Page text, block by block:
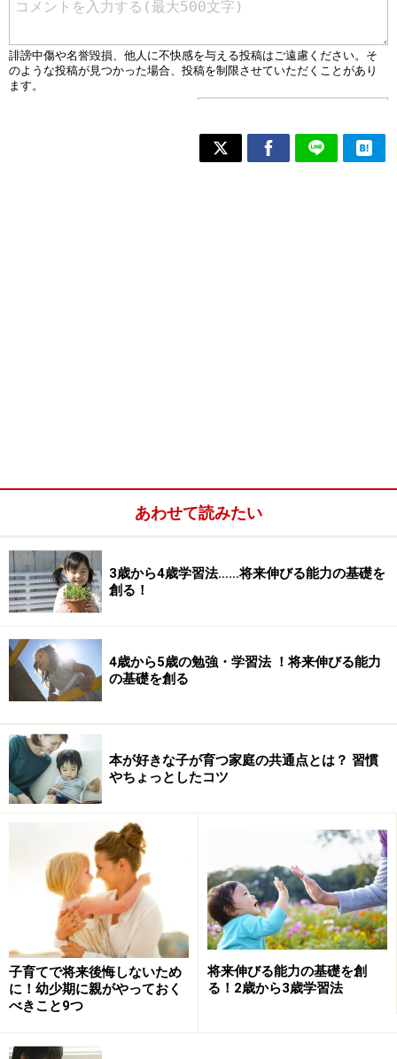
あわせて読みたい
3歳から4歳学習法……将来伸びる能力の基礎を
創る！
4歳から5歳の勉強・学習法 ！将来伸びる能力
の基礎を創る
本が好きな子が育つ家庭の共通点とは？ 習慣
やちょっとしたコツ
子育てで将来後悔しないため
に！幼少期に親がやっておく
べきこと9つ
将来伸びる能力の基礎を創
る！2歳から3歳学習法